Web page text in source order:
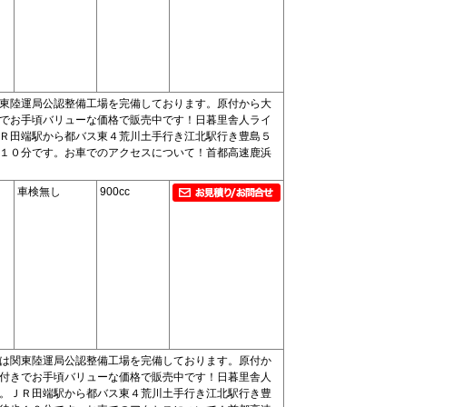
陸運局公認整備工場を完備しております。原付から大
お手頃バリューな価格で販売中です！日暮里舎人ライ
田端駅から都バス東４荒川土手行き江北駅行き豊島５
０分です。お車でのアクセスについて！首都高速鹿浜
車検無し 900cc
関東陸運局公認整備工場を完備しております。原付か
きでお手頃バリューな価格で販売中です！日暮里舎人
ＪＲ田端駅から都バス東４荒川土手行き江北駅行き豊